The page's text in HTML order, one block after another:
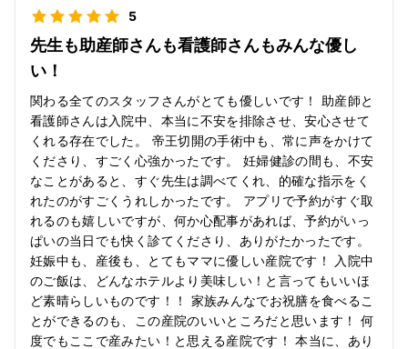
5
先生も助産師さんも看護師さんもみんな優し
い！
関わる全てのスタッフさんがとても優しいです！ 助産師と
看護師さんは入院中、本当に不安を排除させ、安心させて
くれる存在でした。 帝王切開の手術中も、常に声をかけて
くださり、すごく心強かったです。 妊婦健診の間も、不安
なことがあると、すぐ先生は調べてくれ、的確な指示をく
れたのがすごくうれしかったです。 アプリで予約がすぐ取
れるのも嬉しいですが、何か心配事があれば、予約がいっ
ぱいの当日でも快く診てくださり、ありがたかったです。
妊娠中も、産後も、とてもママに優しい産院です！ 入院中
のご飯は、どんなホテルより美味しい！と言ってもいいほ
ど素晴らしいものです！！ 家族みんなでお祝膳を食べるこ
とができるのも、この産院のいいところだと思います！ 何
度でもここで産みたい！と思える産院です！ 本当に、あり